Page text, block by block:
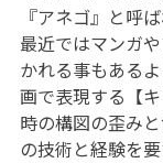
『アネゴ』と呼
最近ではマンガ
かれる事もあるよ
画で表現する【
時の構図の歪み
の技術と経験を